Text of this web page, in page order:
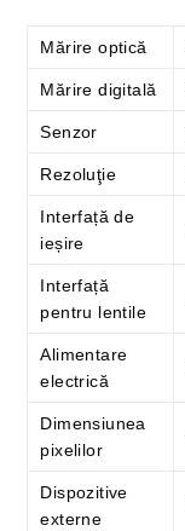
Mărire optică
Mărire digitală
Senzor
Rezoluţie
Interfață de
ieșire
Interfață
pentru lentile
Alimentare
electrică
Dimensiunea
pixelilor
Dispozitive
externe